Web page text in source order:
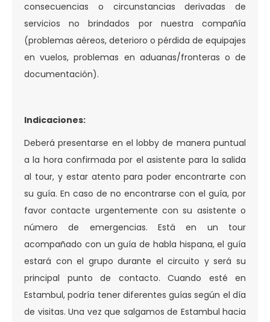
consecuencias o circunstancias derivadas de
servicios no brindados por nuestra compañía
(problemas aéreos, deterioro o pérdida de equipajes
en vuelos, problemas en aduanas/fronteras o de
documentación).
Indicaciones:
Deberá presentarse en el lobby de manera puntual
a la hora confirmada por el asistente para la salida
al tour, y estar atento para poder encontrarte con
su guía. En caso de no encontrarse con el guía, por
favor contacte urgentemente con su asistente o
número de emergencias. Está en un tour
acompañado con un guía de habla hispana, el guía
estará con el grupo durante el circuito y será su
principal punto de contacto. Cuando esté en
Estambul, podría tener diferentes guías según el día
de visitas. Una vez que salgamos de Estambul hacia